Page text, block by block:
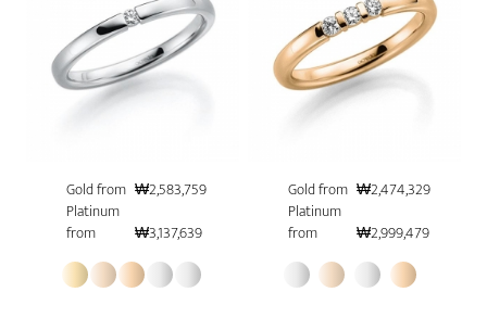
Gold from ₩2,583,759
Platinum
from
₩3,137,639
Gold from ₩2,474,329
Platinum
from
₩2,999,479